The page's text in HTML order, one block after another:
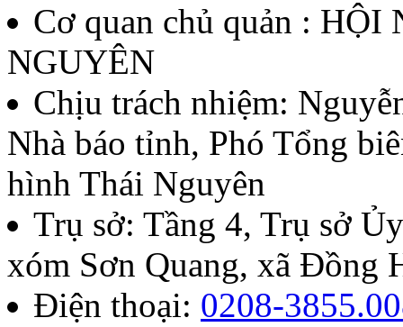
Cơ quan chủ quản :
NGUYÊN
Chịu trách nhiệm:
Nhà báo tỉnh, Phó Tổng
hình Thái Nguyên
Trụ sở: Tầng 4, Trụ sở
xóm Sơn Quang, xã Đồng
Điện thoại: 0208-